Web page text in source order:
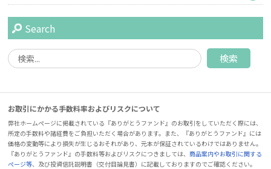
Search
お取引にかかる手数料率およびリスクについて
弊社ホームページに掲載されている『ありがとうファンド』のお取引をしていただく際には、
所定の手数料や諸経費をご負担いただく場合があります。また、『ありがとうファンド』には
価格の変動等により損失が生じるおそれがあり、元本が保証されているわけではありません。
『ありがとうファンド』の手数料等およびリスクにつきましては、商品案内やお取引に関する
ページ等、及び投資信託説明書（交付目論見書）に記載しておりますのでご確認ください。